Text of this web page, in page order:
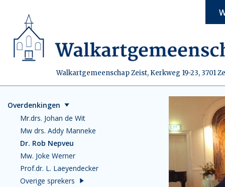
Walkartgemeenschap Zeist, Kerkweg 19-23, 3701
Overdenkingen
Mr.drs. Johan de Wit
Mw drs. Addy Manneke
Dr. Rob Nepveu
Mw. Joke Werner
Prof.dr. L. Laeyendecker
Overige sprekers